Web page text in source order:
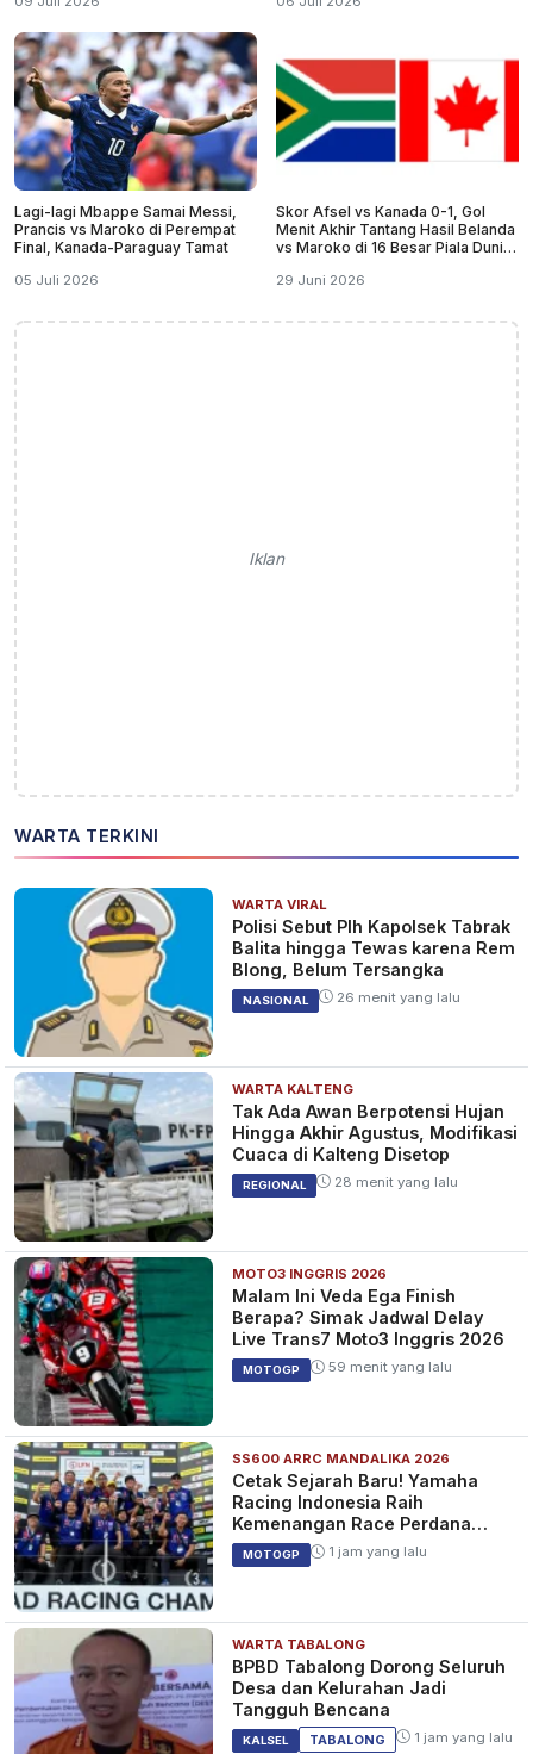
Lagi-lagi Mbappe Samai Messi,
Prancis vs Maroko di Perempat
Final, Kanada-Paraguay Tamat
05 Juli 2026
Skor Afsel vs Kanada 0-1, Gol
Menit Akhir Tantang Hasil Belanda
vs Maroko di 16 Besar Piala Dunia
29 Juni 2026
Iklan
WARTA TERKINI
WARTA VIRAL
Polisi Sebut Plh Kapolsek Tabrak
Balita hingga Tewas karena Rem
Blong, Belum Tersangka
NASIONAL 26 menit yang lalu
WARTA KALTENG
Tak Ada Awan Berpotensi Hujan
Hingga Akhir Agustus, Modifikasi
Cuaca di Kalteng Disetop
REGIONAL 28 menit yang lalu
MOTO3 INGGRIS 2026
Malam Ini Veda Ega Finish
Berapa? Simak Jadwal Delay
Live Trans7 Moto3 Inggris 2026
MOTOGP 59 menit yang lalu
SS600 ARRC MANDALIKA 2026
Cetak Sejarah Baru! Yamaha
Racing Indonesia Raih
Kemenangan Race Perdana
SS600 ARRC
MOTOGP 1 jam yang lalu
WARTA TABALONG
BPBD Tabalong Dorong Seluruh
Desa dan Kelurahan Jadi
Tangguh Bencana
KALSEL TABALONG 1 jam yang lalu